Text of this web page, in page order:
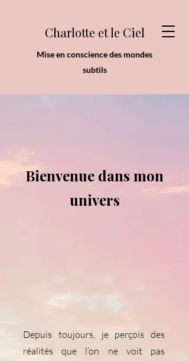
Charlotte et le Ciel
Mise en conscience des mondes
subtils
Bienvenue dans mon
univers
Depuis toujours, je perçois des
réalités que l’on ne voit pas